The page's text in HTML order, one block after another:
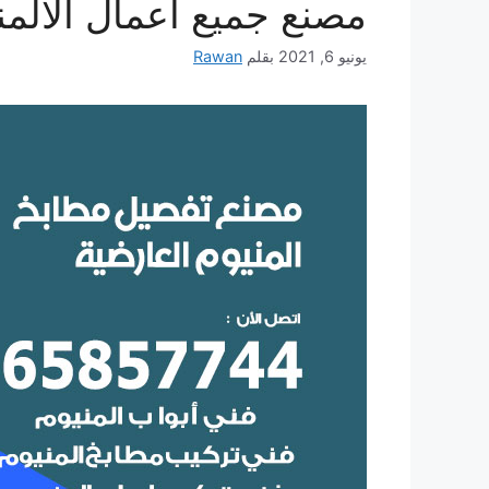
مصنع جميع أعمال
يونيو 6, 2021 بقلم Rawan